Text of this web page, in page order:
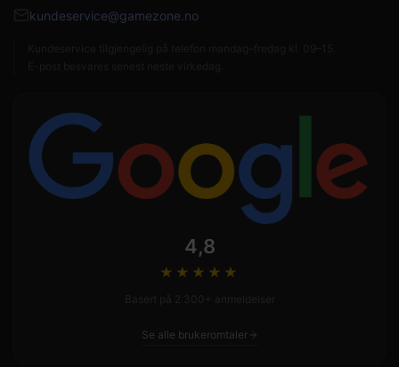
kundeservice@gamezone.no
4,8
★★★★ ★
Se alle brukeromtaler